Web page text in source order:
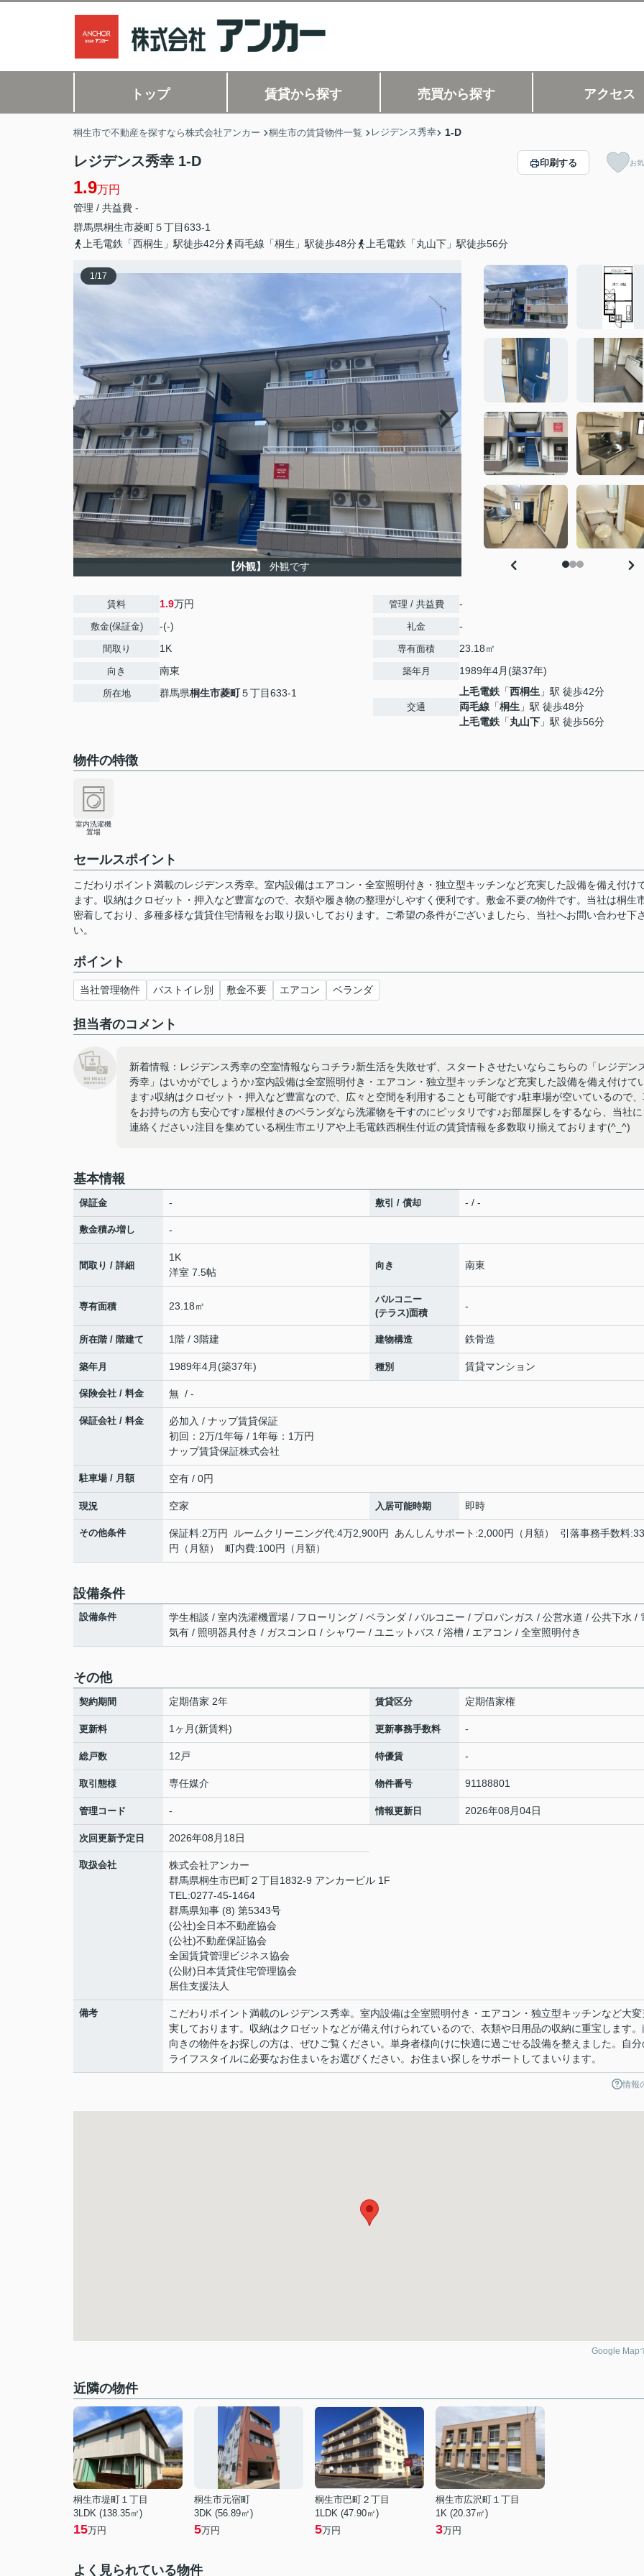
トップ 賃貸から探す 売買から探す アクセス
桐生市で不動産を探すなら株式会社アンカー 桐生市の賃貸物件一覧 レジデンス秀幸 1-D
レジデンス秀幸 1-D
1.9万円
管理 / 共益費 -
群馬県桐生市菱町５丁目633-1
上毛電鉄「西桐生」駅徒歩42分
両毛線「桐生」駅徒歩48分 上毛電鉄「丸山下」駅徒歩56分
印刷する お
1/17
【外観】 外観です
賃料 1.9万円
敷金(保証金) -(-)
間取り 1K
向き 南東
所在地 群馬県桐生市菱町５丁目633-1
管理 / 共益費 -
礼金 -
専有面積 23.18㎡
築年月 1989年4月(築37年)
交通
上毛電鉄 「西桐生 」駅 徒歩42分
両毛線 「桐生 」駅 徒歩48分
上毛電鉄 「丸山下 」駅 徒歩56分
物件の特徴
室内洗濯機
置場
セールスポイント
こだわりポイント満載のレジデンス秀幸。室内設備はエアコン・全室照明付き・独立型キッチンなど充実した設備を備え付け
ます。収納はクロゼット・押入など豊富なので、衣類や履き物の整理がしやすく便利です。敷金不要の物件です。当社は桐生
密着しており、多種多様な賃貸住宅情報をお取り扱いしております。ご希望の条件がございましたら、当社へお問い合わせ下
い。
ポイント
当社管理物件 バストイレ別 敷金不要 エアコン ベランダ
担当者のコメント
新着情報：レジデンス秀幸の空室情報ならコチラ♪新生活を失敗せず、スタートさせたいならこちらの「レジデン
秀幸」はいかがでしょうか♪室内設備は全室照明付き・エアコン・独立型キッチンなど充実した設備を備え付けて
ます♪収納はクロゼット・押入など豊富なので、広々と空間を利用することも可能です♪駐車場が空いているので
をお持ちの方も安心です♪屋根付きのベランダなら洗濯物を干すのにピッタリです♪お部屋探しをするなら、当社
連絡ください♪注目を集めている桐生市エリアや上毛電鉄西桐生付近の賃貸情報を多数取り揃えております(^_^)
基本情報
保証金 - 敷引 / 償却 - / -
敷金積み増し -
間取り / 詳細
1K
洋室 7.5帖
向き 南東
専有面積 23.18㎡
バルコニー
(テラス)面積
-
所在階 / 階建て 1階 / 3階建 建物構造 鉄骨造
築年月 1989年4月(築37年) 種別 賃貸マンション
保険会社 / 料金 無 / -
保証会社 / 料金
必加入 / ナップ賃貸保証
初回：2万/1年毎 / 1年毎：1万円
ナップ賃貸保証株式会社
駐車場 / 月額 空有 / 0円
現況 空家 入居可能時期 即時
その他条件
保証料:2万円 ルームクリーニング代:4万2,900円 あんしんサポート:2,000円（月額） 引落事務手数料
円（月額） 町内費:100円（月額）
設備条件
設備条件
学生相談 / 室内洗濯機置場 / フローリング / ベランダ / バルコニー / プロパンガス / 公営水道 / 公共下水 /
気有 / 照明器具付き / ガスコンロ / シャワー / ユニットバス / 浴槽 / エアコン / 全室照明付き
その他
契約期間 定期借家 2年 賃貸区分 定期借家権
更新料 1ヶ月(新賃料) 更新事務手数料 -
総戸数 12戸 特優賃 -
取引態様 専任媒介 物件番号 91188801
管理コード - 情報更新日 2026年08月04日
次回更新予定日 2026年08月18日
取扱会社
株式会社アンカー
群馬県桐生市巴町２丁目1832-9 アンカービル 1F
TEL:0277-45-1464
群馬県知事 (8) 第5343号
(公社)全日本不動産協会
(公社)不動産保証協会
全国賃貸管理ビジネス協会
(公財)日本賃貸住宅管理協会
居住支援法人
備考
こだわりポイント満載のレジデンス秀幸。室内設備は全室照明付き・エアコン・独立型キッチンなど大変
実しております。収納はクロゼットなどが備え付けられているので、衣類や日用品の収納に重宝します。
向きの物件をお探しの方は、ぜひご覧ください。単身者様向けに快適に過ごせる設備を整えました。自分
ライフスタイルに必要なお住まいをお選びください。お住まい探しをサポートしてまいります。
情報
Google Map
近隣の物件
桐生市堤町１丁目
3LDK (138.35㎡)
15万円
桐生市元宿町
3DK (56.89㎡)
5万円
桐生市巴町２丁目
1LDK (47.90㎡)
5万円
桐生市広沢町１丁目
1K (20.37㎡)
3万円
よく見られている物件